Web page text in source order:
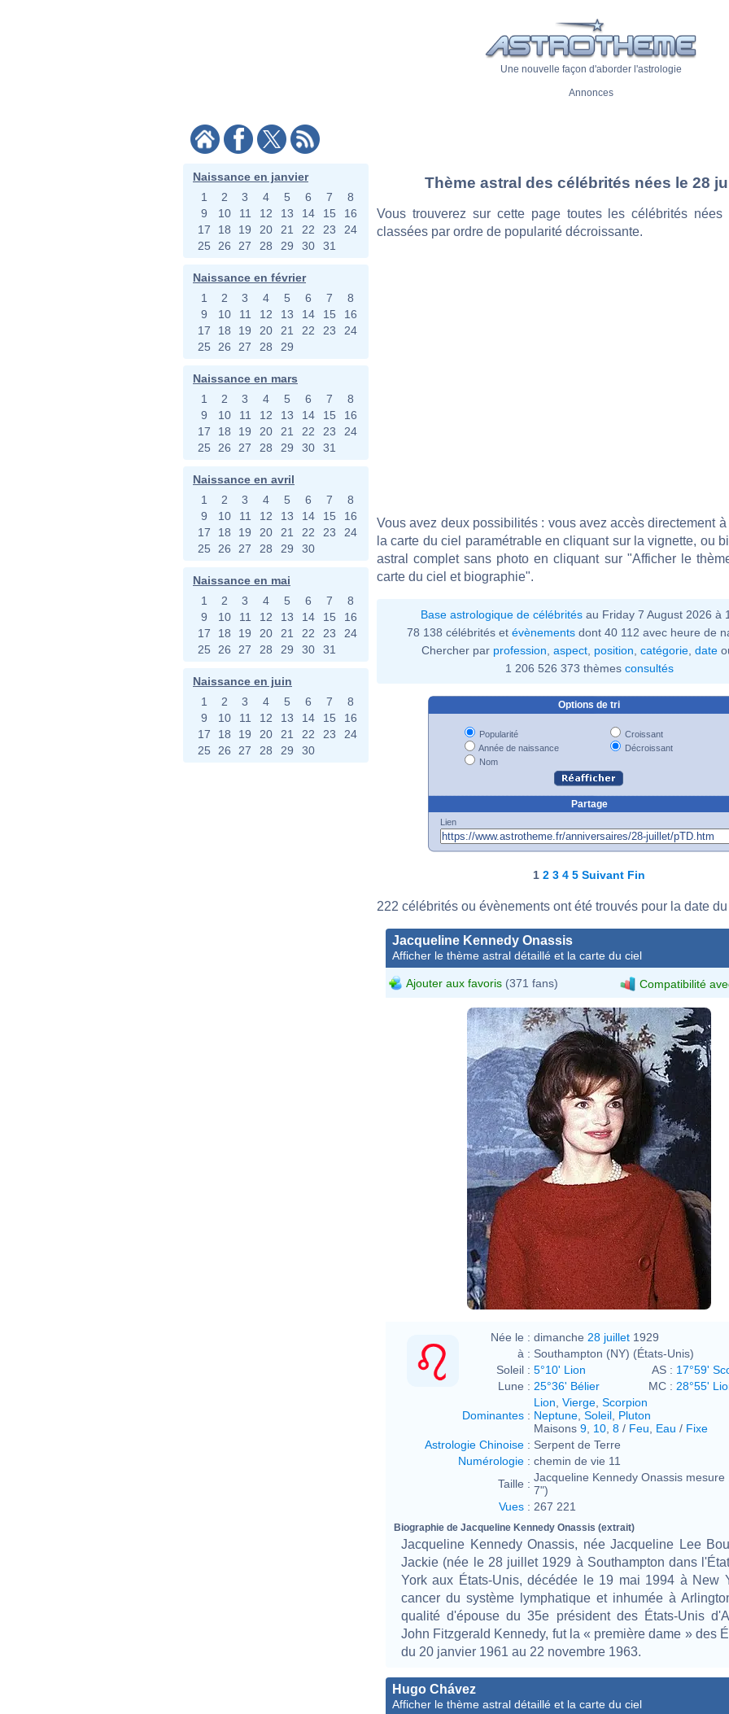
Une nouvelle façon d'aborder l'astrologie
Annonces
Naissance en janvier
1
2 3 4 5 6 7
8
9
10 11 12 13 14 15
16
17
18 19 20 21 22 23
24
25
26 27 28 29 30 31
Naissance en février
1
2 3 4 5 6 7
8
9
10 11 12 13 14 15
16
17
18 19 20 21 22 23
24
25
26 27 28 29
Naissance en mars
1
2 3 4 5 6 7
8
9
10 11 12 13 14 15
16
17
18 19 20 21 22 23
24
25
26 27 28 29 30 31
Naissance en avril
1
2 3 4 5 6 7
8
9
10 11 12 13 14 15
16
17
18 19 20 21 22 23
24
25
26 27 28 29 30
Naissance en mai
1
2 3 4 5 6 7
8
9
10 11 12 13 14 15
16
17
18 19 20 21 22 23
24
25
26 27 28 29 30 31
Naissance en juin
1
2 3 4 5 6 7
8
9
10 11 12 13 14 15
16
17
18 19 20 21 22 23
24
25
26 27 28 29 30
Thème astral des célébrités nées le 28
Vous trouverez sur cette page toutes les célébrités
classées par ordre de popularité décroissante.
Vous avez deux possibilités : vous avez accès directement
la carte du ciel paramétrable en cliquant sur la vignette, ou
astral complet sans photo en cliquant sur "Afficher le
carte du ciel et biographie".
Base astrologique de célébrités au Friday 7 August 2026 à
78 138 célébrités et évènementsdont 40 112 avec heure de
Chercher par profession aspect position catégorie date
1 206 526 373 thèmes consultés
Options de tri
Popularité
Année de naissance
Nom
Croissant
Décroissant
Partage
Lien
1 2 3 4 5 Suivant Fin
222 célébrités ou évènements ont été trouvés pour la date
Jacqueline Kennedy Onassis
Afficher le thème astral détaillé et la carte du ciel
Ajouter aux favoris (371 fans) Compatibilité
Nickvaughn49
talk
Née le : dimanche 28 juillet 1929
à : Southampton (NY) (États-Unis)
Soleil : 5°10' Lion AS : 17°59'
Lune : 25°36' Bélier MC : 28°55'
Dominantes :
Lion Vierge Scorpion
Neptune Soleil Pluton
Maisons 9 10 8 / Feu Eau / Fixe
Astrologie Chinoise : Serpent de Terre
Numérologie : chemin de vie 11
Taille : Jacqueline Kennedy Onassis mesure
7")
Vues : 267 221
Biographie de Jacqueline Kennedy Onassis (extrait)
Jacqueline Kennedy Onassis, née Jacqueline Lee
Jackie (née le 28 juillet 1929 à Southampton dans
York aux États-Unis, décédée le 19 mai 1994 à New
cancer du système lymphatique et inhumée à
qualité d'épouse du 35e président des États-Unis
John Fitzgerald Kennedy, fut la « première dame » des
du 20 janvier 1961 au 22 novembre 1963.
Hugo Chávez
Afficher le thème astral détaillé et la carte du ciel